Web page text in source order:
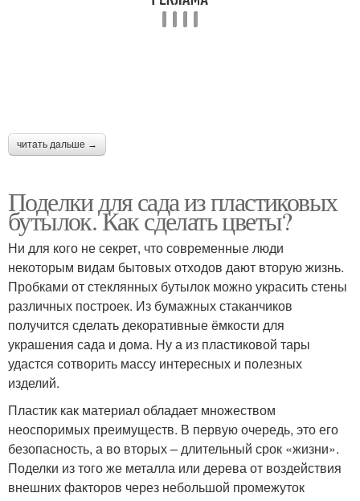
читать дальше →
Поделки для сада из пластиковых
бутылок. Как сделать цветы?
Ни для кого не секрет, что современные люди
некоторым видам бытовых отходов дают вторую жизнь.
Пробками от стеклянных бутылок можно украсить стены
различных построек. Из бумажных стаканчиков
получится сделать декоративные ёмкости для
украшения сада и дома. Ну а из пластиковой тары
удастся сотворить массу интересных и полезных
изделий.
Пластик как материал обладает множеством
неоспоримых преимуществ. В первую очередь, это его
безопасность, а во вторых – длительный срок «жизни».
Поделки из того же металла или дерева от воздействия
внешних факторов через небольшой промежуток